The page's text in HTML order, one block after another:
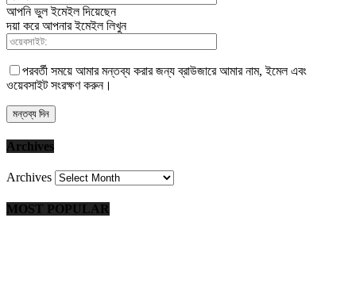
আপনি ভুল ইমেইল দিয়েছেন
দয়া করে আপনার ইমেইল লিখুন
পরবর্তী সময়ে আমার মন্তব্য করার জন্য ব্রাউজারে আমার নাম, ইমেল এবং
ওয়েবসাইট সংরক্ষণ করুন।
Archives
Archives
MOST POPULAR